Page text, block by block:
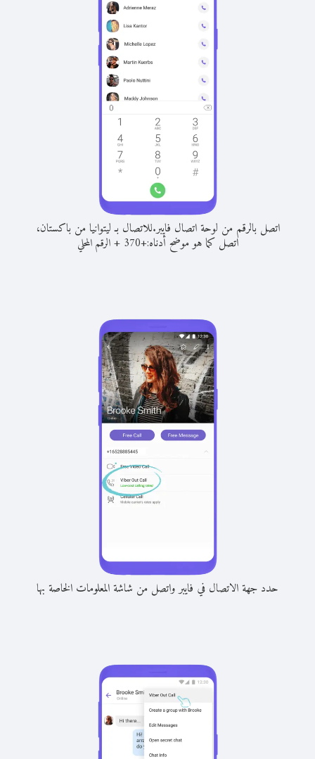
اتصل بالرقم من لوحة اتصال فايبر.للاتصال بـ ليتوانيا من باكستان،
اتصل كما هو موضح أدناه:+
370
+الرقم المحلي
حدد جهة الاتصال في فايبر واتصل من شاشة المعلومات الخاصة بها